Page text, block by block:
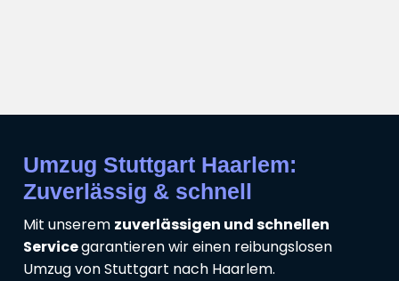
Umzug Stuttgart Haarlem:
Zuverlässig & schnell
Mit unserem zuverlässigen und schnellen
Servicegarantieren wir einen reibungslosen
Umzug von Stuttgart nach Haarlem.